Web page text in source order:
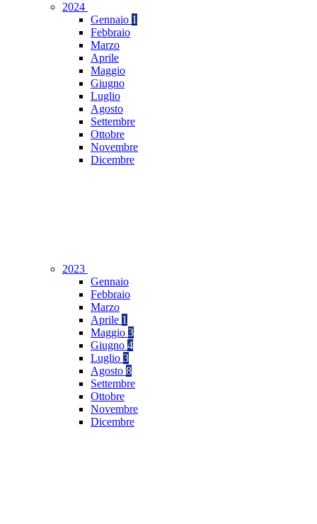
2024
Gennaio 1
Febbraio
Marzo
Aprile
Maggio
Giugno
Luglio
Agosto
Settembre
Ottobre
Novembre
Dicembre
2023
Gennaio
Febbraio
Marzo
Aprile 1
Maggio 3
Giugno 4
Luglio 3
Agosto 8
Settembre
Ottobre
Novembre
Dicembre